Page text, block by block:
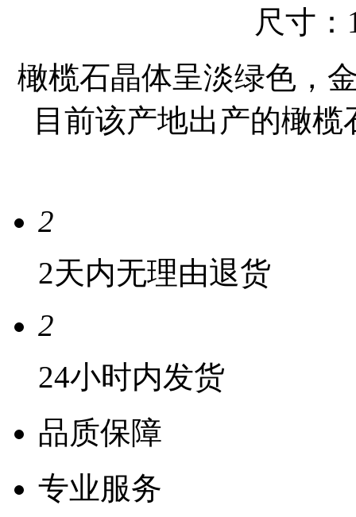
尺寸：
橄榄石晶体呈淡绿色，
目前该产地出产的橄
2
2天内无理由退货
2
24小时内发货
品质保障
专业服务